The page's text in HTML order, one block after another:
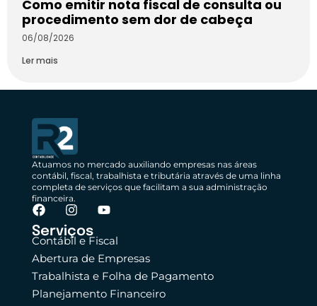
Como emitir nota fiscal de consulta ou
procedimento sem dor de cabeça
06/08/2026
Ler mais
Atuamos no mercado auxiliando empresas nas áreas
contábil, fiscal, trabalhista e tributária através de uma linha
completa de serviços que facilitam a sua administração
financeira.
Serviços
Contábil e Fiscal
Abertura de Empresas
Trabalhista e Folha de Pagamento
Planejamento Financeiro